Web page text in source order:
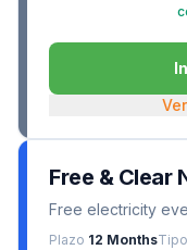
Free & Clear
Free electricity
Plazo 12 Months